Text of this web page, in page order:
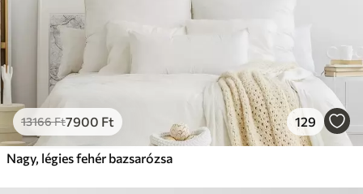
13166Ft7900 Ft 129
Nagy, légies fehér bazsarózsa